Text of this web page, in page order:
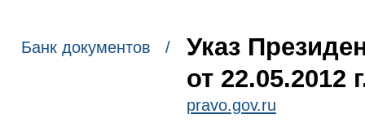
Банк документов /
Указ
от 22.05.2012
pravo.gov.ru